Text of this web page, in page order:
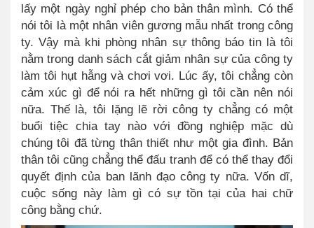
lấy một ngày nghỉ phép cho bản thân mình. Có thể
nói tôi là một nhân viên gương mẫu nhất trong công
ty. Vậy mà khi phòng nhân sự thông báo tin là tôi
nằm trong danh sách cắt giảm nhân sự của công ty
làm tôi hụt hẫng và chơi vơi. Lúc ấy, tôi chẳng còn
cảm xúc gì để nói ra hết những gì tôi cần nên nói
nữa. Thế là, tôi lặng lẽ rời công ty chẳng có một
buổi tiệc chia tay nào với đồng nghiệp mặc dù
chúng tôi đã từng thân thiết như một gia đình. Bản
thân tôi cũng chẳng thể đấu tranh để có thể thay đổi
quyết định của ban lãnh đạo công ty nữa. Vốn dĩ,
cuộc sống này làm gì có sự tồn tại của hai chữ
công bằng chứ.